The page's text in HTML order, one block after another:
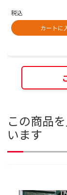
税込
カートに
この商品
います